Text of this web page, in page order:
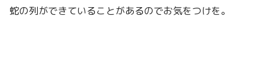
蛇の列ができていることがあるのでお気をつけを。